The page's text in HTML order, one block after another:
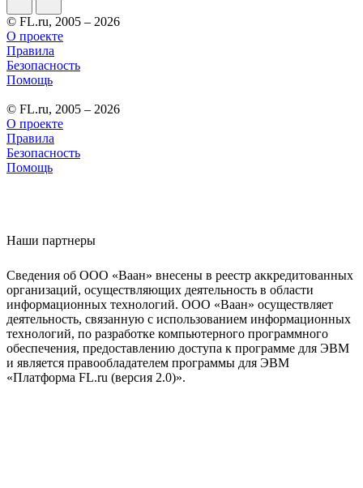
© FL.ru, 2005 – 2026
О проекте
Правила
Безопасность
Помощь
© FL.ru, 2005 – 2026
О проекте
Правила
Безопасность
Помощь
Наши партнеры
Сведения об ООО «Ваан» внесены в реестр аккредитованных
организаций, осуществляющих деятельность в области
информационных технологий. ООО «Ваан» осуществляет
деятельность, связанную с использованием информационных
технологий, по разработке компьютерного программного
обеспечения, предоставлению доступа к программе для ЭВМ
и является правообладателем программы для ЭВМ
«Платформа FL.ru (версия 2.0)».